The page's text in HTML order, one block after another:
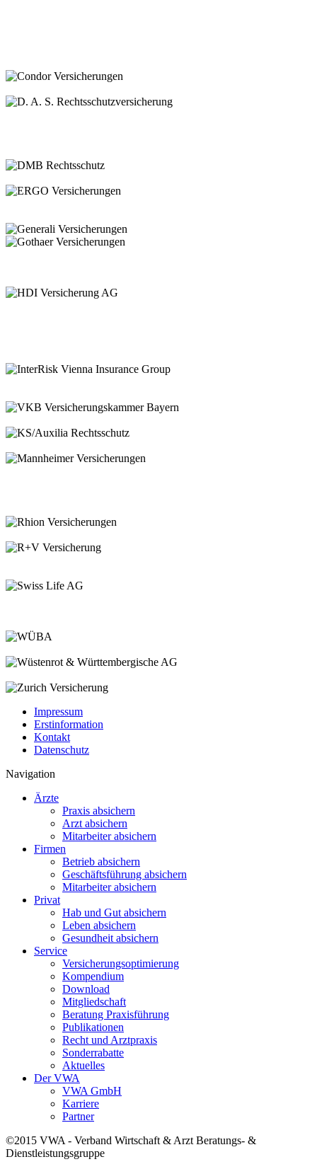
Impressum
Erstinformation
Kontakt
Datenschutz
Navigation
Ärzte
Praxis absichern
Arzt absichern
Mitarbeiter absichern
Firmen
Betrieb absichern
Geschäftsführung absichern
Mitarbeiter absichern
Privat
Hab und Gut absichern
Leben absichern
Gesundheit absichern
Service
Versicherungsoptimierung
Kompendium
Download
Mitgliedschaft
Beratung Praxisführung
Publikationen
Recht und Arztpraxis
Sonderrabatte
Aktuelles
Der VWA
VWA GmbH
Karriere
Partner
©2015 VWA - Verband Wirtschaft & Arzt Beratungs- &
Dienstleistungsgruppe